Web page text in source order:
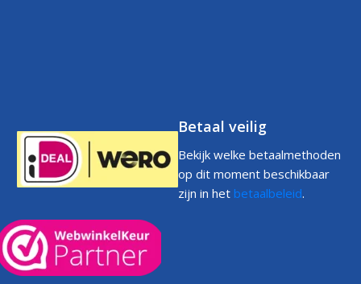
Betaal veilig
Bekijk welke betaalmethoden
op dit moment beschikbaar
zijn in het betaalbeleid.